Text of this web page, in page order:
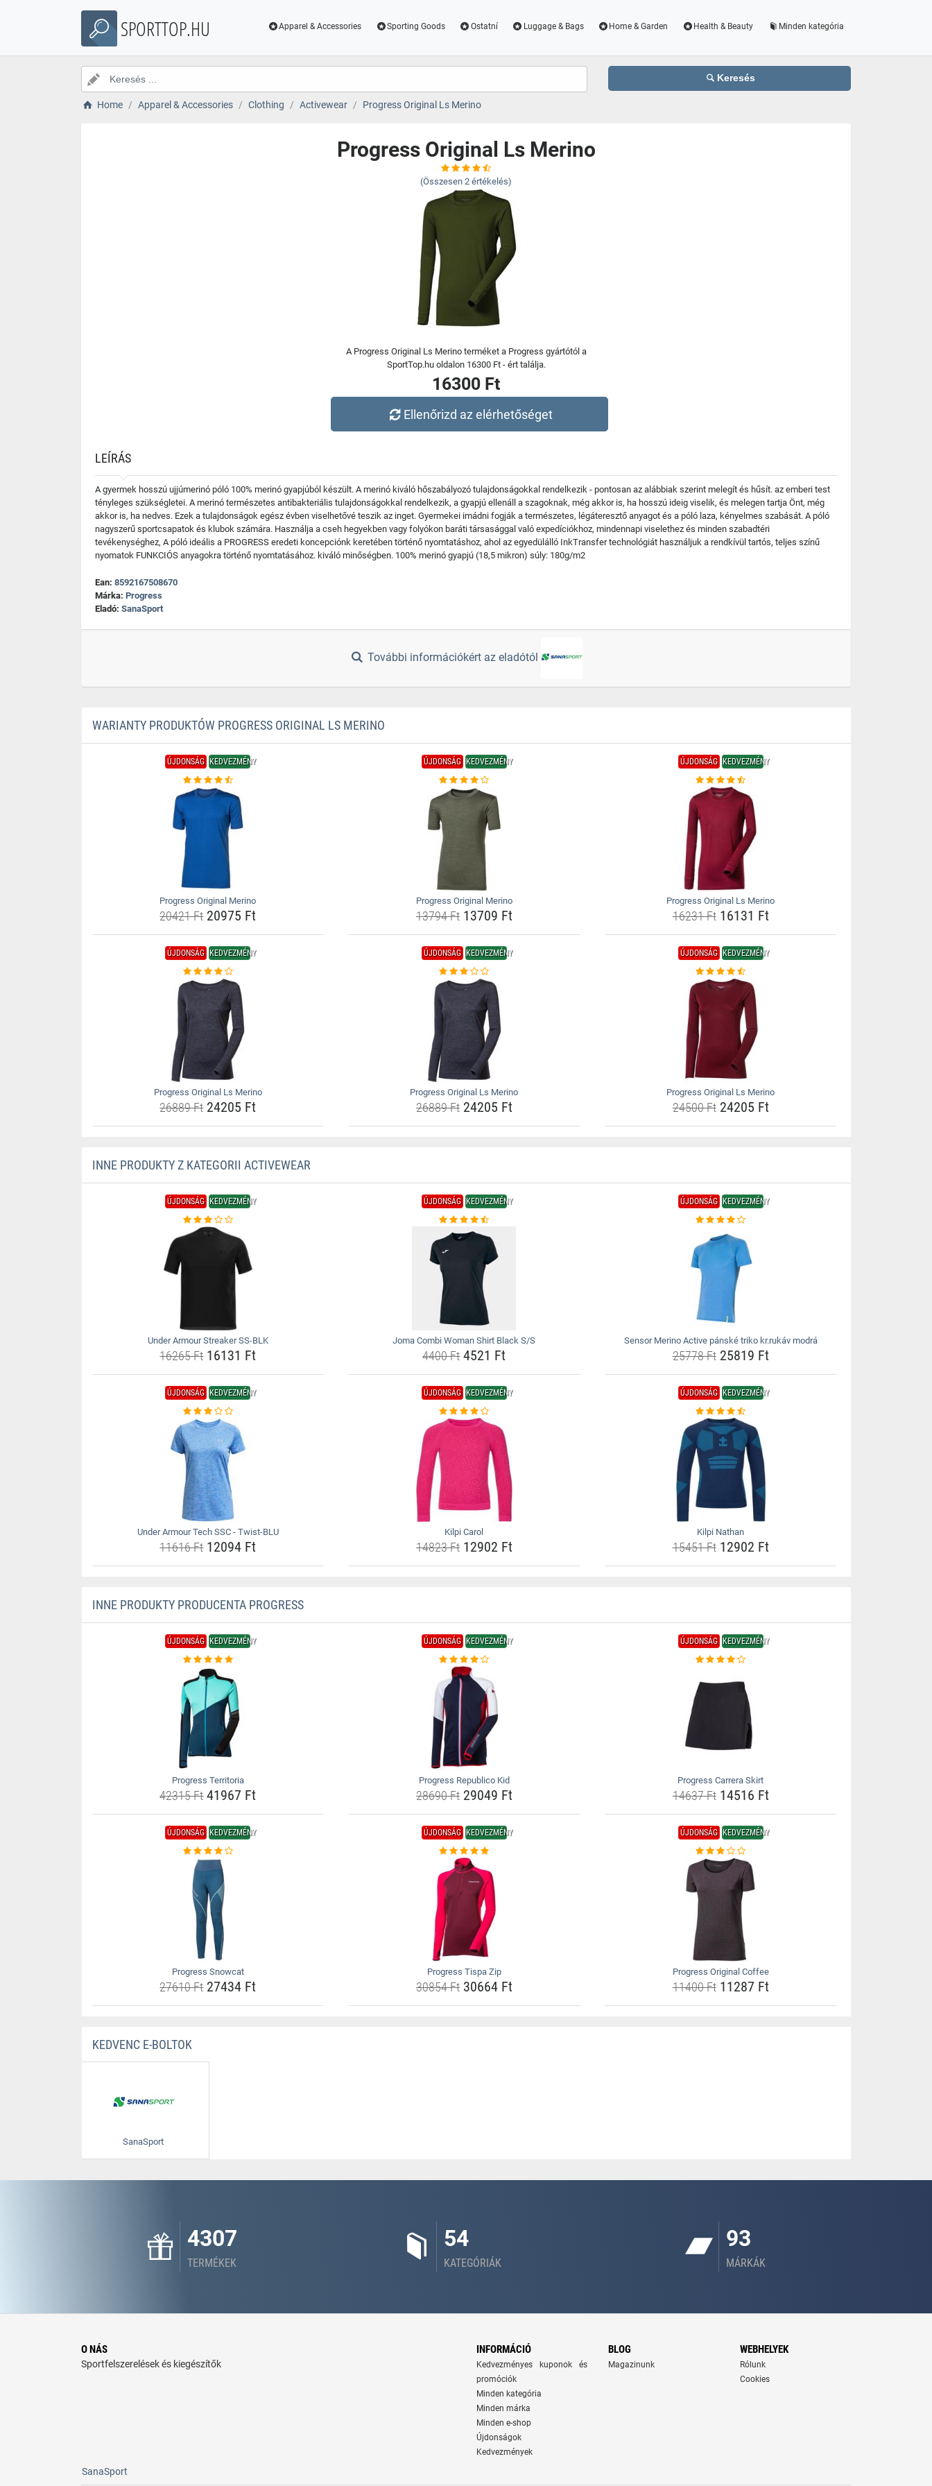
SPORTTOP.HU Apparel & Accessories Sporting Goods Ostatní Luggage & Bags Home & Garden Health & Beauty Minden kategória
Keresés
Home Apparel & Accessories Clothing Activewear Progress Original Ls Merino
Progress Original Ls Merino
(Összesen 2 értékelés)
A Progress Original Ls Merino terméket a Progress gyártótól a
SportTop.hu oldalon 16300 Ft - ért találja.
16300 Ft
Ellenőrizd az elérhetőséget
LEÍRÁS
A gyermek hosszú ujjúmerinó póló 100% merinó gyapjúból készült. A merinó kiváló hőszabályozó tulajdonságokkal rendelkezik - pontosan az alábbiak szerint melegít és hűsít. az emberi test
tényleges szükségletei. A merinó természetes antibakteriális tulajdonságokkal rendelkezik, a gyapjú ellenáll a szagoknak, még akkor is, ha hosszú ideig viselik, és melegen tartja Önt, még
akkor is, ha nedves. Ezek a tulajdonságok egész évben viselhetővé teszik az inget. Gyermekei imádni fogják a természetes, légáteresztő anyagot és a póló laza, kényelmes szabását. A póló
nagyszerű sportcsapatok és klubok számára. Használja a cseh hegyekben vagy folyókon baráti társasággal való expedíciókhoz, mindennapi viselethez és minden szabadtéri
tevékenységhez, A póló ideális a PROGRESS eredeti koncepciónk keretében történő nyomtatáshoz, ahol az egyedülálló InkTransfer technológiát használjuk a rendkívül tartós, teljes színű
nyomatok FUNKCIÓS anyagokra történő nyomtatásához. kiváló minőségben. 100% merinó gyapjú (18,5 mikron) súly: 180g/m2
Ean: 8592167508670
Márka: Progress
Eladó: SanaSport
További információkért az eladótól
WARIANTY PRODUKTÓW PROGRESS ORIGINAL LS MERINO
ÚJDONSÁG KEDVEZMÉNY
Progress Original Merino
20421 Ft20975 Ft
ÚJDONSÁG KEDVEZMÉNY
Progress Original Merino
13794 Ft13709 Ft
ÚJDONSÁG KEDVEZMÉNY
Progress Original Ls Merino
16231 Ft16131 Ft
ÚJDONSÁG KEDVEZMÉNY
Progress Original Ls Merino
26889 Ft24205 Ft
ÚJDONSÁG KEDVEZMÉNY
Progress Original Ls Merino
26889 Ft24205 Ft
ÚJDONSÁG KEDVEZMÉNY
Progress Original Ls Merino
24500 Ft24205 Ft
INNE PRODUKTY Z KATEGORII ACTIVEWEAR
ÚJDONSÁG KEDVEZMÉNY
Under Armour Streaker SS-BLK
16265 Ft16131 Ft
ÚJDONSÁG KEDVEZMÉNY
Joma Combi Woman Shirt Black S/S
4400 Ft4521 Ft
ÚJDONSÁG KEDVEZMÉNY
Sensor Merino Active pánské triko kr.rukáv modrá
25778 Ft25819 Ft
ÚJDONSÁG KEDVEZMÉNY
Under Armour Tech SSC - Twist-BLU
11616 Ft12094 Ft
ÚJDONSÁG KEDVEZMÉNY
Kilpi Carol
14823 Ft12902 Ft
ÚJDONSÁG KEDVEZMÉNY
Kilpi Nathan
15451 Ft12902 Ft
INNE PRODUKTY PRODUCENTA PROGRESS
ÚJDONSÁG KEDVEZMÉNY
Progress Territoria
42315 Ft41967 Ft
ÚJDONSÁG KEDVEZMÉNY
Progress Republico Kid
28690 Ft29049 Ft
ÚJDONSÁG KEDVEZMÉNY
Progress Carrera Skirt
14637 Ft14516 Ft
ÚJDONSÁG KEDVEZMÉNY
Progress Snowcat
27610 Ft27434 Ft
ÚJDONSÁG KEDVEZMÉNY
Progress Tispa Zip
30854 Ft30664 Ft
ÚJDONSÁG KEDVEZMÉNY
Progress Original Coffee
11400 Ft11287 Ft
KEDVENC E-BOLTOK
SanaSport
4307
TERMÉKEK
54
KATEGÓRIÁK
93
MÁRKÁK
O NÁS
Sportfelszerelések és kiegészítők
INFORMÁCIÓ
Kedvezményes kuponok és
promóciók
Minden kategória
Minden márka
Minden e-shop
Újdonságok
Kedvezmények
BLOG
Magazinunk
WEBHELYEK
Rólunk
Cookies
SanaSport